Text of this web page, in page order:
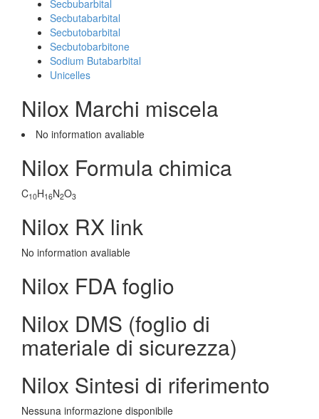
Secbubarbital
Secbutabarbital
Secbutobarbital
Secbutobarbitone
Sodium Butabarbital
Unicelles
Nilox Marchi miscela
No information avaliable
Nilox Formula chimica
C10H16N2O3
Nilox RX link
No information avaliable
Nilox FDA foglio
Nilox DMS (foglio di
materiale di sicurezza)
Nilox Sintesi di riferimento
Nessuna informazione disponibile